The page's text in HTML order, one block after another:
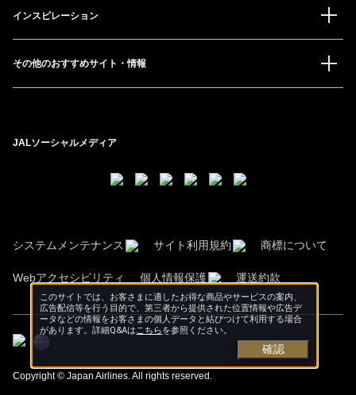
インスピレーション
その他のおすすめサイト・情報
JALソーシャルメディア
システムメンテナンス サイト利用規約 商標について
Webアクセシビリティ 個人情報保護 運送約款
Copyright © Japan Airlines. All rights reserved.
このサイトでは、お客さまに適したお得な商品やサービスの案内、
広告配信等を行う目的で、第三者から提供された位置情報や広告デ
ータなどの情報をお客さまの個人データと結びつけて利用する場合
があります。詳細Q&Aはこちらを参照ください。
確認